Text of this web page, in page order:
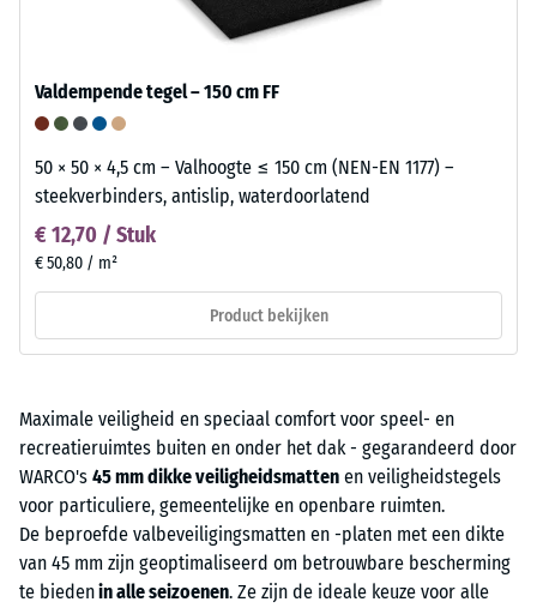
Valdempende tegel – 150 cm FF
50 × 50 × 4,5 cm – Valhoogte ≤ 150 cm (NEN-EN 1177) –
steekverbinders, antislip, waterdoorlatend
€ 12,70 / Stuk
€ 50,80 / m²
Product bekijken
Maximale veiligheid en speciaal comfort voor speel- en
recreatieruimtes buiten en onder het dak - gegarandeerd door
WARCO's 45 mm dikke veiligheidsmatten en veiligheidstegels
voor particuliere, gemeentelijke en openbare ruimten.
De beproefde valbeveiligingsmatten en -platen met een dikte
van 45 mm zijn geoptimaliseerd om betrouwbare bescherming
te biedenin alle seizoenen. Ze zijn de ideale keuze voor alle